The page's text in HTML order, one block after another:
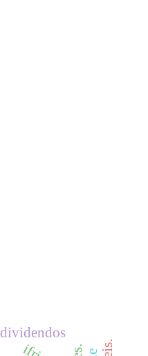
dividendos